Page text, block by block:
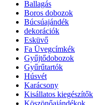
Ballagás
Boros dobozok
Búcsúajándék
dekorációk
Esküvő
Fa Üvegcímkék
Gyűjtődobozok
Gyűrűtartók
Húsvét
Karácsony
Kisállatos kiegészítők